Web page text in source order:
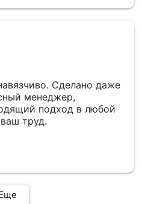
установки также
сделали очень
благодарность
Елене, невероятная
Сделано даже
менеджер,
подход в любой
труд.